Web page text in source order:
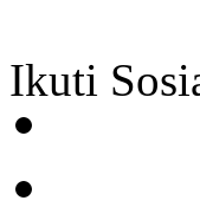
Ikuti